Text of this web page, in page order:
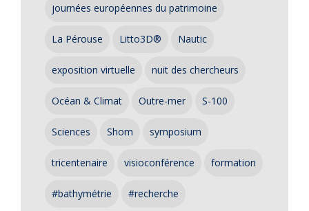
journées européennes du patrimoine
La Pérouse Litto3D® Nautic
exposition virtuelle nuit des chercheurs
Océan & Climat Outre-mer S-100
Sciences Shom symposium
tricentenaire visioconférence formation
#bathymétrie #recherche